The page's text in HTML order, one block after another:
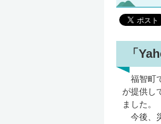
「
福智町
が提供し
ました。
今後、